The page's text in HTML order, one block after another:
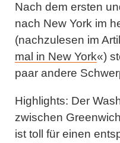
Nach dem ersten
nach New York im
(nachzulesen im
mal in New York«)
paar andere
Highlights: Der
zwischen
ist toll für einen